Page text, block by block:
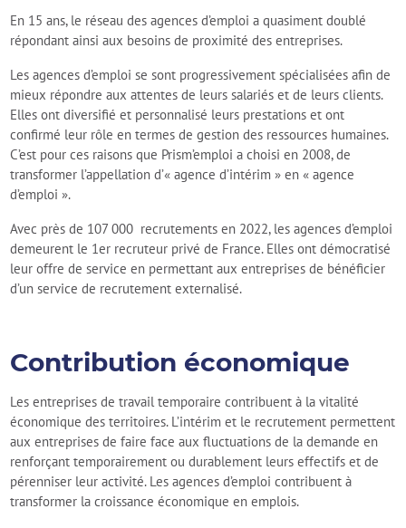
En 15 ans, le réseau des agences d’emploi a quasiment doublé
répondant ainsi aux besoins de proximité des entreprises.
Les agences d’emploi se sont progressivement spécialisées afin de
mieux répondre aux attentes de leurs salariés et de leurs clients.
Elles ont diversifié et personnalisé leurs prestations et ont
confirmé leur rôle en termes de gestion des ressources humaines.
C’est pour ces raisons que Prism’emploi a choisi en 2008, de
transformer l’appellation d’« agence d’intérim » en « agence
d’emploi ».
Avec près de 107 000 recrutements en 2022, les agences d’emploi
demeurent le 1er recruteur privé de France. Elles ont démocratisé
leur offre de service en permettant aux entreprises de bénéficier
d’un service de recrutement externalisé.
Contribution économique
Les entreprises de travail temporaire contribuent à la vitalité
économique des territoires. L’intérim et le recrutement permettent
aux entreprises de faire face aux fluctuations de la demande en
renforçant temporairement ou durablement leurs effectifs et de
pérenniser leur activité. Les agences d’emploi contribuent à
transformer la croissance économique en emplois.